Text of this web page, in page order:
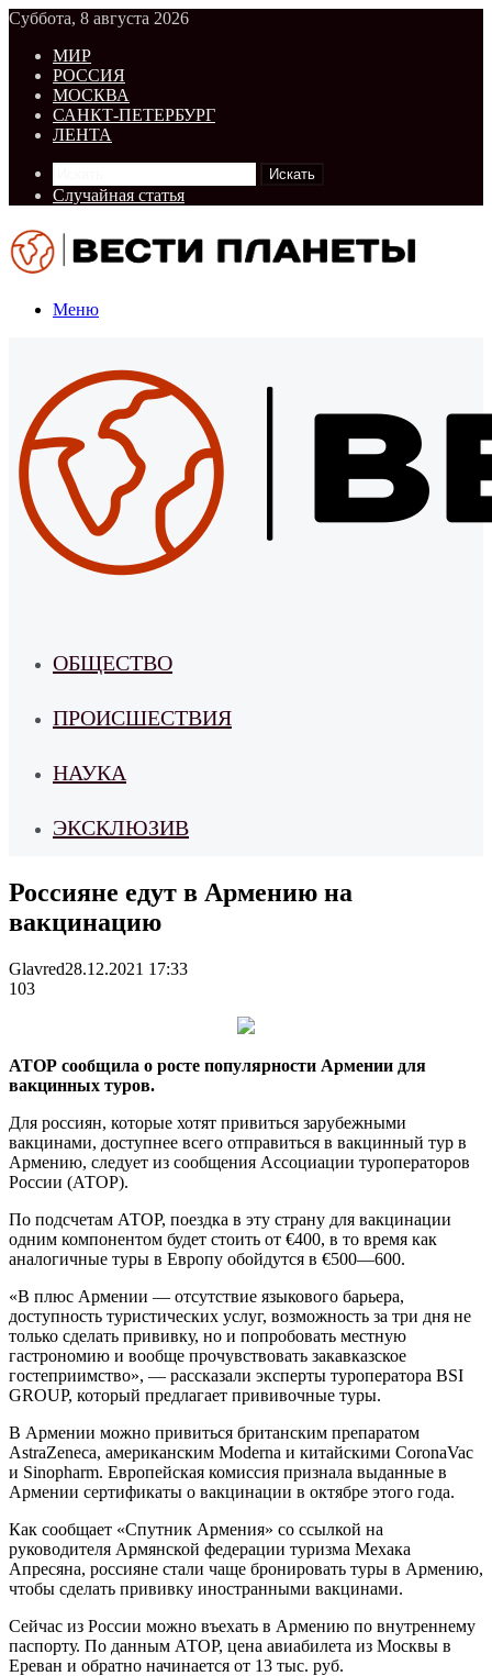
Суббота, 8 августа 2026
МИР
РОССИЯ
МОСКВА
САНКТ-ПЕТЕРБУРГ
ЛЕНТА
Искать
Случайная статья
Меню
ОБЩЕСТВО
ПРОИСШЕСТВИЯ
НАУКА
ЭКСКЛЮЗИВ
Россияне едут в Армению на
вакцинацию
Glavred28.12.2021 17:33
103
АТОР сообщила о росте популярности Армении для
вакцинных туров.
Для россиян, которые хотят привиться зарубежными
вакцинами, доступнее всего отправиться в вакцинный тур в
Армению, следует из сообщения Ассоциации туроператоров
России (АТОР).
По подсчетам АТОР, поездка в эту страну для вакцинации
одним компонентом будет стоить от €400, в то время как
аналогичные туры в Европу обойдутся в €500—600.
«В плюс Армении — отсутствие языкового барьера,
доступность туристических услуг, возможность за три дня не
только сделать прививку, но и попробовать местную
гастрономию и вообще прочувствовать закавказское
гостеприимство», — рассказали эксперты туроператора BSI
GROUP, который предлагает прививочные туры.
В Армении можно привиться британским препаратом
AstraZeneca, американским Moderna и китайскими CoronaVac
и Sinopharm. Европейская комиссия признала выданные в
Армении сертификаты о вакцинации в октябре этого года.
Как сообщает «Спутник Армения» со ссылкой на
руководителя Армянской федерации туризма Мехака
Апресяна, россияне стали чаще бронировать туры в Армению,
чтобы сделать прививку иностранными вакцинами.
Сейчас из России можно въехать в Армению по внутреннему
паспорту. По данным АТОР, цена авиабилета из Москвы в
Ереван и обратно начинается от 13 тыс. руб.